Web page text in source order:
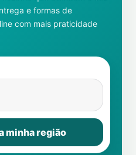
e formas de
com mais praticidade
minha região